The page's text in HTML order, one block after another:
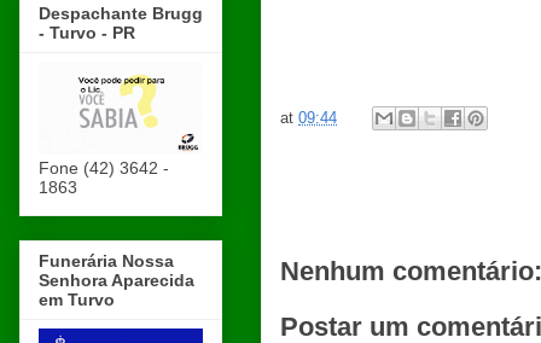
at 09:44
Nenhum comentário:
Postar um
Despachante Brugg
- Turvo - PR
Fone (42) 3642 -
1863
Funerária Nossa
Senhora Aparecida
em Turvo